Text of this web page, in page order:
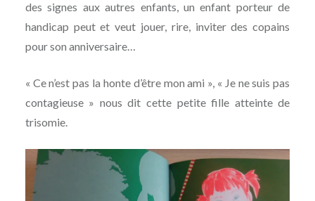
des signes aux autres enfants, un enfant porteur de
handicap peut et veut jouer, rire, inviter des copains
pour son anniversaire…
« Ce n’est pas la honte d’être mon ami », « Je ne suis pas
contagieuse » nous dit cette petite fille atteinte de
trisomie.